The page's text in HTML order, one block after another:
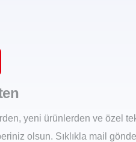
yeni ürünlerden ve özel
olsun. Sıklıkla mail